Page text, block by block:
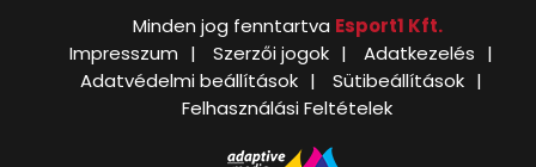
Minden jog fenntartva Esport1 Kft.
Impresszum
Szerzői jogok
Adatkezelés
Adatvédelmi beállítások
Sütibeállítások
Felhasználási Feltételek